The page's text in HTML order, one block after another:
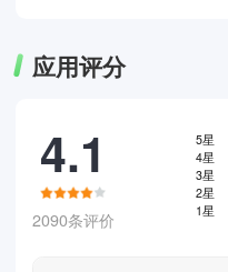
应用评分
4.1
2090条评价
5星
4星
3星
2星
1星